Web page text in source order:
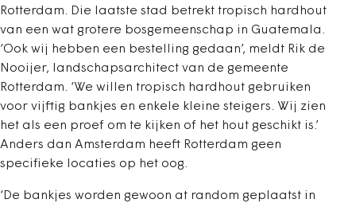
Rotterdam. Die laatste stad betrekt tropisch hardhout
van een wat grotere bosgemeenschap in Guatemala.
‘Ook wij hebben een bestelling gedaan’, meldt Rik de
Nooijer, landschapsarchitect van de gemeente
Rotterdam. ‘We willen tropisch hardhout gebruiken
voor vijftig bankjes en enkele kleine steigers. Wij zien
het als een proef om te kijken of het hout geschikt is.’
Anders dan Amsterdam heeft Rotterdam geen
specifieke locaties op het oog.
‘De bankjes worden gewoon at random geplaatst in